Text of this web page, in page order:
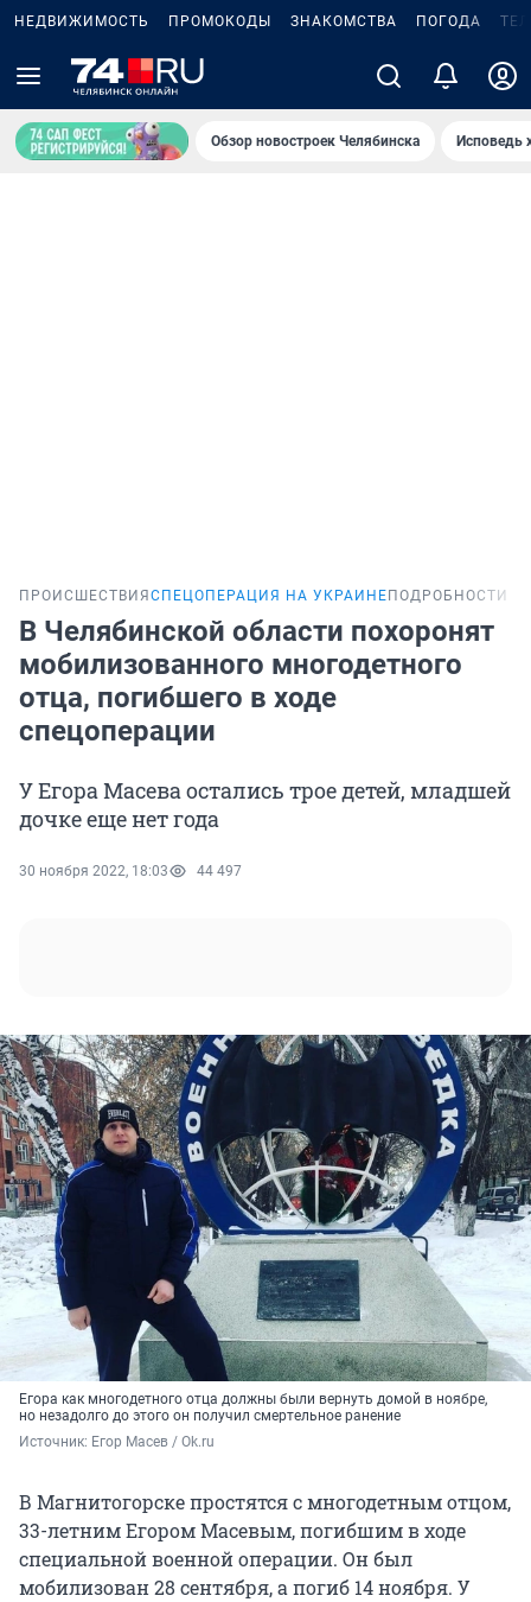
НЕДВИЖИМОСТЬ ПРОМОКОДЫ ЗНАКОМСТВА ПОГОДА
Обзор новостроек Челябинска Исповедь
ПРОИСШЕСТВИЯ СПЕЦОПЕРАЦИЯ НА УКРАИНЕ ПОДРОБНОСТИ
В Челябинской области похоронят
мобилизованного многодетного
отца, погибшего в ходе
спецоперации
У Егора Масева остались трое детей, младшей
дочке еще нет года
30 ноября 2022, 18:03 44 497
Егора как многодетного отца должны были вернуть домой в ноябре,
но незадолго до этого он получил смертельное ранение
Источник: Егор Масев / Ok.ru
В Магнитогорске простятся с многодетным отцом,
33-летним Егором Масевым, погибшим в ходе
специальной военной операции. Он был
мобилизован 28 сентября, а погиб 14 ноября. У